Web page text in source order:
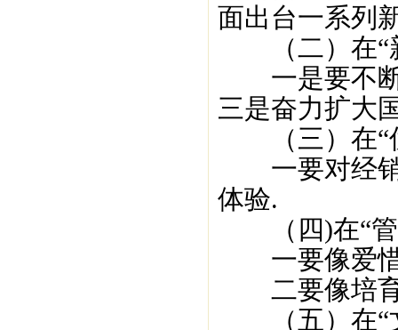
面出台一系列
（二）在“新
一是要不断
三是奋力扩大
（三）在“
一要对经销
体验.
（四)在“管”
一要像爱惜
二要像培育
（五）在“